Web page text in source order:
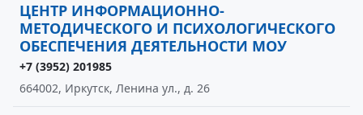
ЦЕНТР ИНФОРМАЦИОННО-
МЕТОДИЧЕСКОГО И ПСИХОЛОГИЧЕСКОГО
ОБЕСПЕЧЕНИЯ ДЕЯТЕЛЬНОСТИ МОУ
+7 (3952) 201985
664002, Иркутск, Ленина ул., д. 26